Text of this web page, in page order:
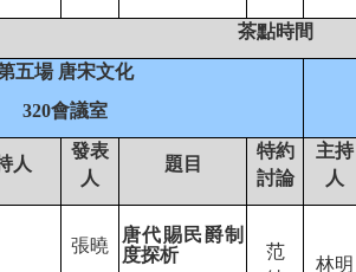
茶點時間
五場 唐宋文化
320會議室
人
發表
人
題目
特約
討論
主持
人
張曉
唐代賜民爵制
度探析
范
林明